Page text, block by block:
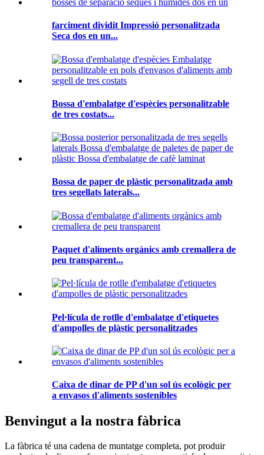
farciment dividit Impressió personalitzada
Seca dos en un...
Bossa d'embalatge d'espècies personalitzable
de tres costats...
Bossa de paper de plàstic personalitzada amb
tres segellats laterals...
Paquet d'aliments orgànics amb cremallera de
peu transparent...
Pel·lícula de rotlle d'embalatge d'etiquetes
d'ampolles de plàstic personalitzades
Caixa de dinar de PP d'un sol ús ecològic per
a envasos d'aliments sostenibles
Benvingut a la nostra fàbrica
La fàbrica té una cadena de muntatge completa, pot produir